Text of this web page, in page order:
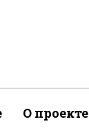
О проекте